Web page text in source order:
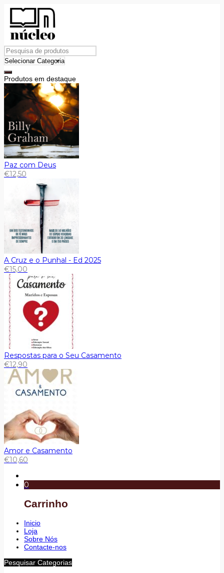
Produtos em destaque
Paz com Deus
€12,50
A Cruz e o Punhal - Ed 2025
€15,00
Respostas para o Seu Casamento
€12,90
Amor e Casamento
€10,60
0
Carrinho
Inicio
Loja
Sobre Nós
Contacte-nos
Pesquisar Categorias